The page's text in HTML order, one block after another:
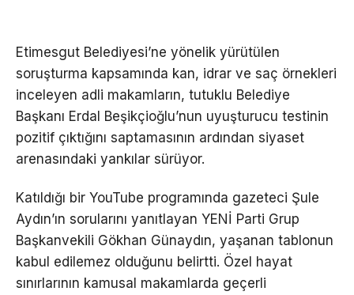
Etimesgut Belediyesi’ne yönelik yürütülen
soruşturma kapsamında kan, idrar ve saç örnekleri
inceleyen adli makamların, tutuklu Belediye
Başkanı Erdal Beşikçioğlu’nun uyuşturucu testinin
pozitif çıktığını saptamasının ardından siyaset
arenasındaki yankılar sürüyor.
Katıldığı bir YouTube programında gazeteci Şule
Aydın’ın sorularını yanıtlayan YENİ Parti Grup
Başkanvekili Gökhan Günaydın, yaşanan tablonun
kabul edilemez olduğunu belirtti. Özel hayat
sınırlarının kamusal makamlarda geçerli